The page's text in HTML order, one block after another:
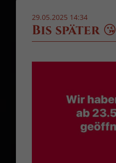
29.05.2025 14:34
Bis später 😘